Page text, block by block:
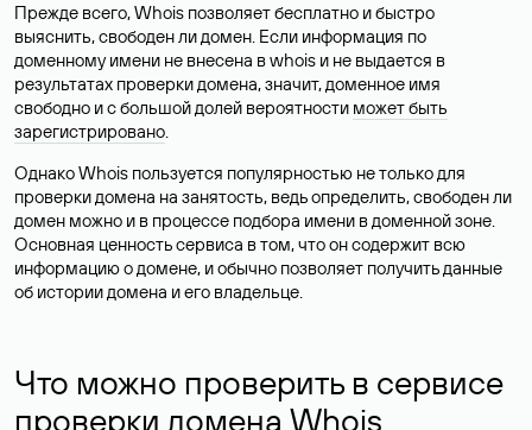
Прежде всего, Whois позволяет бесплатно и быстро
выяснить, свободен ли домен. Если информация по
доменному имени не внесена в whois и не выдается в
результатах проверки домена, значит, доменное имя
свободно и с большой долей вероятности может быть
зарегистрировано.
Однако Whois пользуется популярностью не только для
проверки домена на занятость, ведь определить, свободен ли
домен можно и в процессе подбора имени в доменной зоне.
Основная ценность сервиса в том, что он содержит всю
информацию о домене, и обычно позволяет получить данные
об истории домена и его владельце.
Что можно проверить в сервисе
проверки домена Whois